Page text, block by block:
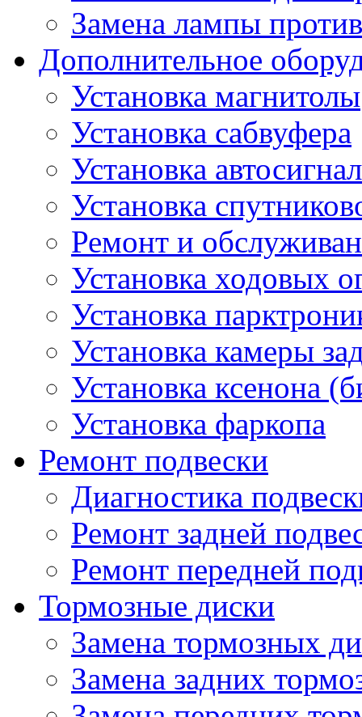
Замена лампы
Дополнительное
Установка магнитолы
Установка сабвуфера
Установка
Установка
Ремонт и
Установка ходовых
Установка
Установка камеры
Установка ксенона
Установка фаркопа
Ремонт подвески
Диагностика
Ремонт задней
Ремонт передней
Тормозные диски
Замена тормозных
Замена задних